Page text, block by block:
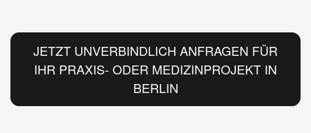
JETZT UNVERBINDLICH ANFRAGEN FÜR
IHR PRAXIS- ODER MEDIZINPROJEKT IN
BERLIN